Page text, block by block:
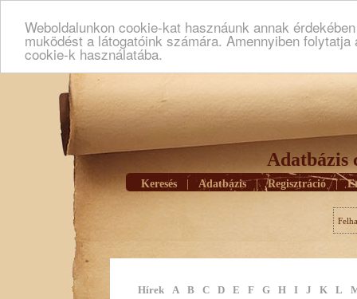
Weboldalunkon cookie-kat hasznáunk annak
muködést a látogatóink számára. Amennyiben
cookie-k használatába.
Adatbázis
Keresés Adatbázis | Regisztráció |
Hírek A B C D E F G H I J K L